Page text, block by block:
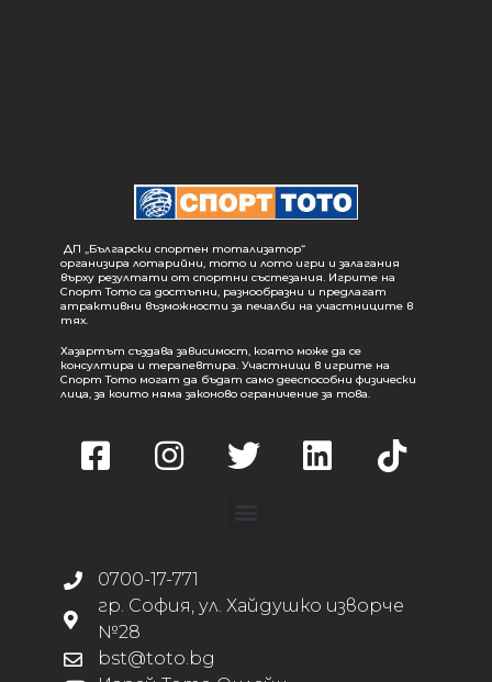
ДП „Български спортен тотализатор“
организира лотарийни, тото и лото игри и залагания
върху резултати от спортни състезания. Игрите на
Спорт Тото са достъпни, разнообразни и предлагат
атрактивни възможности за печалби на участниците в
тях.
Хазартът създава зависимост, която може да се
консултира и терапевтира. Участници в игрите на
Спорт Тото могат да бъдат само дееспособни физически
лица, за които няма законово ограничение за това.
0700-17-771
гр. София, ул. Хайдушко изворче
№28
bst@toto.bg